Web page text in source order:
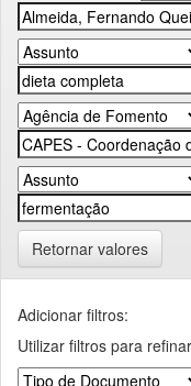
Retornar valores
Adicionar filtros:
Utilizar filtros para